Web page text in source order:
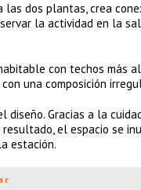
dos plantas, crea
la actividad en la
con techos más
una composición
Gracias a la
el espacio se
estación.